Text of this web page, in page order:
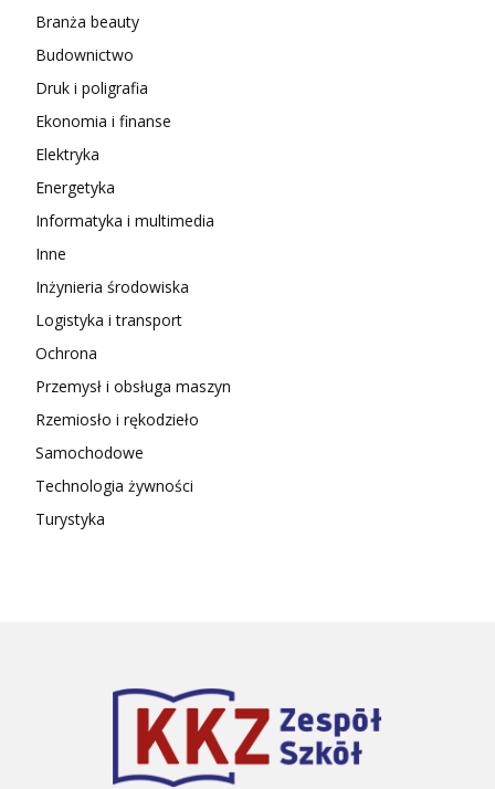
Branża beauty
Budownictwo
Druk i poligrafia
Ekonomia i finanse
Elektryka
Energetyka
Informatyka i multimedia
Inne
Inżynieria środowiska
Logistyka i transport
Ochrona
Przemysł i obsługa maszyn
Rzemiosło i rękodzieło
Samochodowe
Technologia żywności
Turystyka